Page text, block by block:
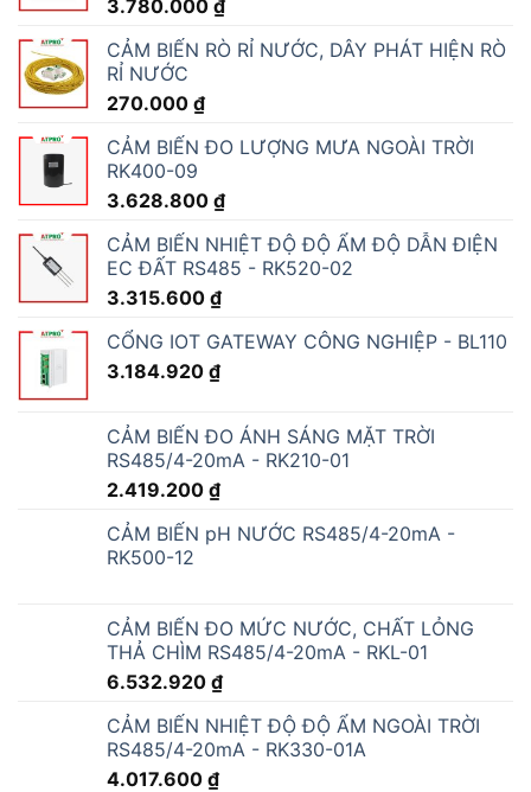
3.780.000 ₫
CẢM BIẾN RÒ RỈ NƯỚC, DÂY PHÁT HIỆN RÒ
RỈ NƯỚC
270.000 ₫
CẢM BIẾN ĐO LƯỢNG MƯA NGOÀI TRỜI
RK400-09
3.628.800 ₫
CẢM BIẾN NHIỆT ĐỘ ĐỘ ẨM ĐỘ DẪN ĐIỆN
EC ĐẤT RS485 - RK520-02
3.315.600 ₫
CỔNG IOT GATEWAY CÔNG NGHIỆP - BL110
3.184.920 ₫
CẢM BIẾN ĐO ÁNH SÁNG MẶT TRỜI
RS485/4-20mA - RK210-01
2.419.200 ₫
CẢM BIẾN pH NƯỚC RS485/4-20mA -
RK500-12
CẢM BIẾN ĐO MỨC NƯỚC, CHẤT LỎNG
THẢ CHÌM RS485/4-20mA - RKL-01
6.532.920 ₫
CẢM BIẾN NHIỆT ĐỘ ĐỘ ẨM NGOÀI TRỜI
RS485/4-20mA - RK330-01A
4.017.600 ₫